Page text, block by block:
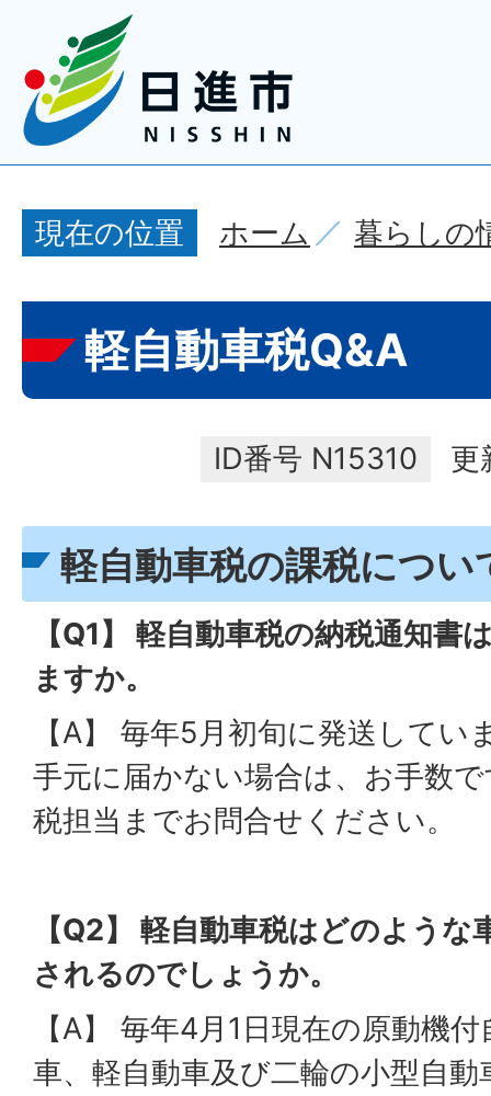
現在の位置 ホーム 暮らしの
軽自動車税Q&A
ID番号 N15310 更
軽自動車税の課税につい
【Q1】 軽自動車税の納税通知書
ますか。
【A】 毎年5月初旬に発送してい
手元に届かない場合は、お手数
税担当までお問合せください。
【Q2】 軽自動車税はどのよう
されるのでしょうか。
【A】 毎年4月1日現在の原動機
車、軽自動車及び二輪の小型自